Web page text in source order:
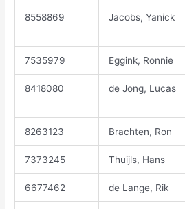
8558869 Jacobs, Yanick
7535979 Eggink, Ronnie
8418080 de Jong, Lucas
8263123 Brachten, Ron
7373245 Thuijls, Hans
6677462 de Lange, Rik